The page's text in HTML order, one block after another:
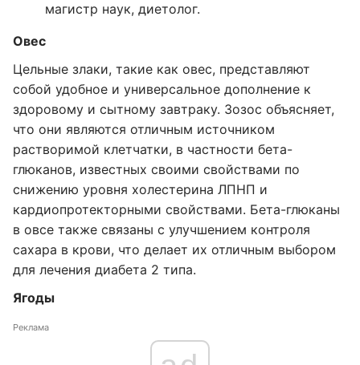
магистр наук, диетолог.
Овес
Цельные злаки, такие как овес, представляют
собой удобное и универсальное дополнение к
здоровому и сытному завтраку. Зозос объясняет,
что они являются отличным источником
растворимой клетчатки, в частности бета-
глюканов, известных своими свойствами по
снижению уровня холестерина ЛПНП и
кардиопротекторными свойствами. Бета-глюканы
в овсе также связаны с улучшением контроля
сахара в крови, что делает их отличным выбором
для лечения диабета 2 типа.
Ягоды
Реклама